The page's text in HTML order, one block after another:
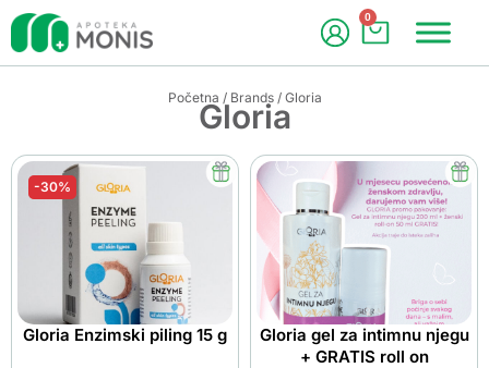
0
Početna / Brands/ Gloria
Gloria
-30%
Gloria Enzimski piling 15 g
Gloria gel za intimnu njegu
+ GRATIS roll on